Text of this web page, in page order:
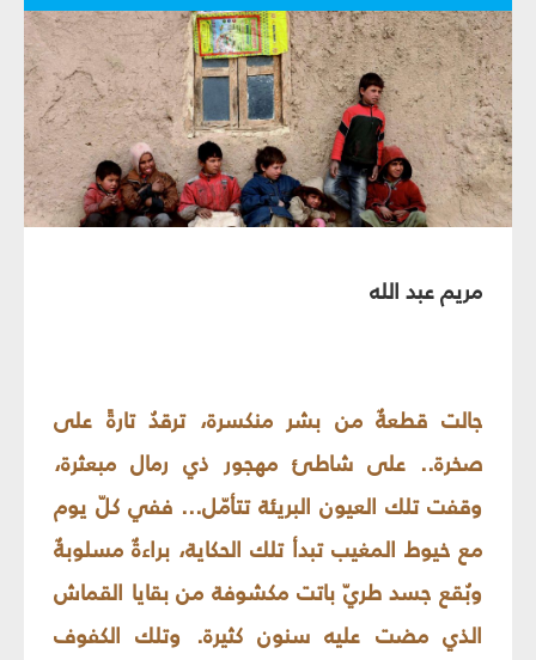
مريم عبد الله
جالت قطعةٌ من بشر منكسرة، ترقدُ تارةً على
صخرة.. على شاطئ مهجور ذي رمال مبعثرة،
وقفت تلك العيون البريئة تتأمّل... ففي كلّ يوم
مع خيوط المغيب تبدأ تلك الحكاية، براءةٌ مسلوبةٌ
وبُقع جسد طريّ باتت مكشوفة من بقايا القماش
الذي مضت عليه سنون كثيرة. وتلك الكفوف